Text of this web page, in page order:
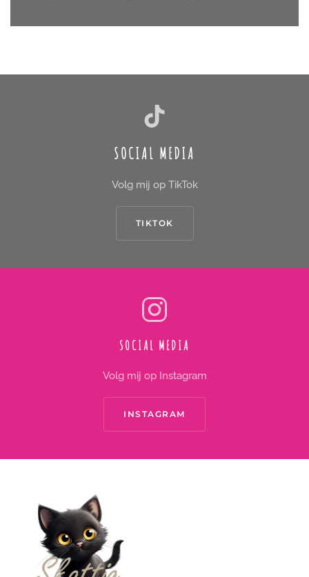
SOCIAL MEDIA
Volg mij op TikTok
TIKTOK
SOCIAL MEDIA
Volg mij op Instagram
INSTAGRAM